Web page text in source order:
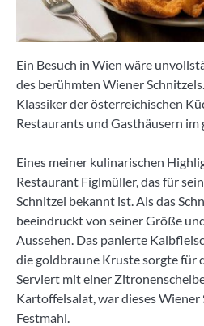
Ein Besuch in Wien wäre
des berühmten Wiener
Klassiker der österreichischen
Restaurants und Gasthäusern im
Eines meiner kulinarischen
Restaurant Figlmüller, das für
Schnitzel bekannt ist. Als das
beeindruckt von seiner Größe
Aussehen. Das panierte
die goldbraune Kruste sorgte für
Serviert mit einer
Kartoffelsalat, war dieses Wiener
Festmahl.